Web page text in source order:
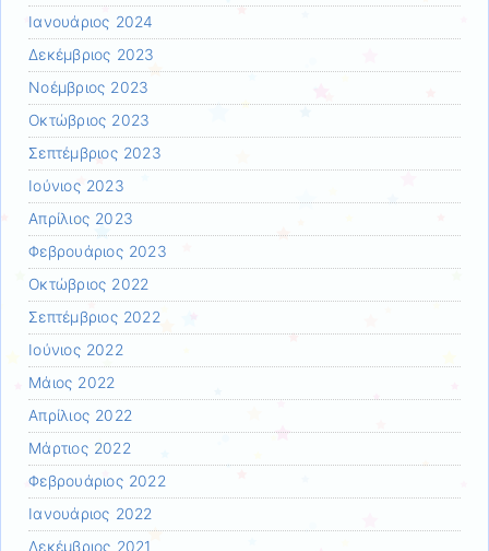
Ιανουάριος 2024
Δεκέμβριος 2023
Νοέμβριος 2023
Οκτώβριος 2023
Σεπτέμβριος 2023
Ιούνιος 2023
Απρίλιος 2023
Φεβρουάριος 2023
Οκτώβριος 2022
Σεπτέμβριος 2022
Ιούνιος 2022
Μάιος 2022
Απρίλιος 2022
Μάρτιος 2022
Φεβρουάριος 2022
Ιανουάριος 2022
Δεκέμβριος 2021